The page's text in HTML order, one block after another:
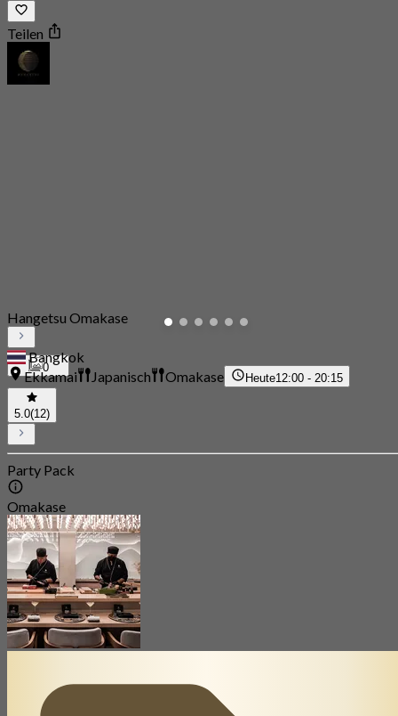
Teilen
0
Hangetsu Omakase
Bangkok
Ekkamai
Japanisch Omakase Heute12:00 - 20:15
5.0(12)
Party Pack
Omakase